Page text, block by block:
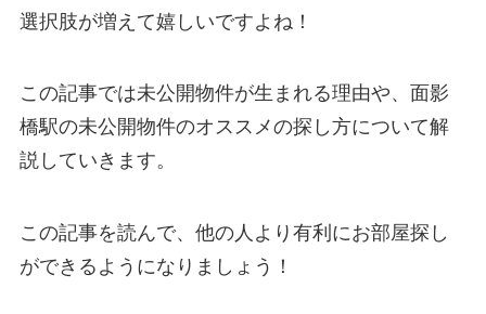
選択肢が増えて嬉しいですよね！
この記事では未公開物件が生まれる理由や、面影
橋駅の未公開物件のオススメの探し方について解
説していきます。
この記事を読んで、他の人より有利にお部屋探し
ができるようになりましょう！